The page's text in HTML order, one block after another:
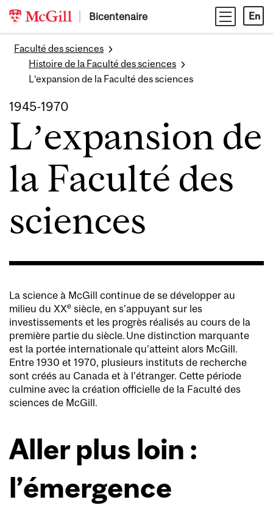
Skip
content
Bicentenaire En
Faculté des sciences
Histoire de la Faculté des sciences
L’expansion de la Faculté des sciences
1945-1970
L’expansion de
la Faculté des
sciences
La science à McGill continue de se développer au
milieu du XXe siècle, en s’appuyant sur les
investissements et les progrès réalisés au cours de la
première partie du siècle. Une distinction marquante
est la portée internationale qu’atteint alors McGill.
Entre 1930 et 1970, plusieurs instituts de recherche
sont créés au Canada et à l’étranger. Cette période
culmine avec la création officielle de la Faculté des
sciences de McGill.
Aller plus loin :
l’émergence